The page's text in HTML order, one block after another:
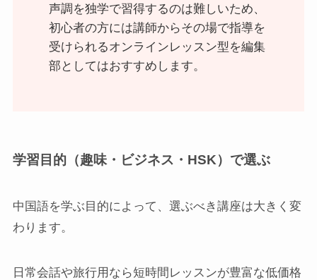
声調を独学で習得するのは難しいため、
初心者の方には講師からその場で指導を
受けられるオンラインレッスン型を編集
部としてはおすすめします。
学習目的（趣味・ビジネス・HSK）で選ぶ
中国語を学ぶ目的によって、選ぶべき講座は大きく変
わります。
日常会話や旅行用なら短時間レッスンが豊富な低価格